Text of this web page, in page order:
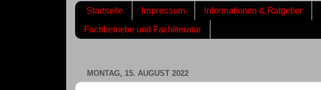
Startseite Impressum Informationen & Ratgeber
Fachbetriebe und Fachliteratur
MONTAG, 15. AUGUST 2022